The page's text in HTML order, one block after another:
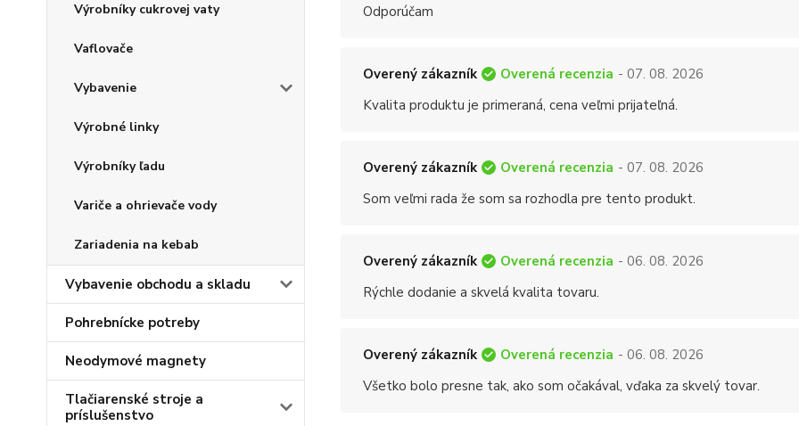
Výrobníky cukrovej vaty
Vaflovače
Vybavenie
Výrobné linky
Výrobníky ľadu
Variče a ohrievače vody
Zariadenia na kebab
Vybavenie obchodu a skladu
Pohrebnícke potreby
Neodymové magnety
Tlačiarenské stroje a
príslušenstvo
Odporúčam
Overený zákazník Overená recenzia - 07. 08. 2026
Kvalita produktu je primeraná, cena veľmi prijateľná.
Overený zákazník Overená recenzia - 07. 08. 2026
Som veľmi rada že som sa rozhodla pre tento produkt.
Overený zákazník Overená recenzia - 06. 08. 2026
Rýchle dodanie a skvelá kvalita tovaru.
Overený zákazník Overená recenzia - 06. 08. 2026
Všetko bolo presne tak, ako som očakával, vďaka za skvelý tovar.